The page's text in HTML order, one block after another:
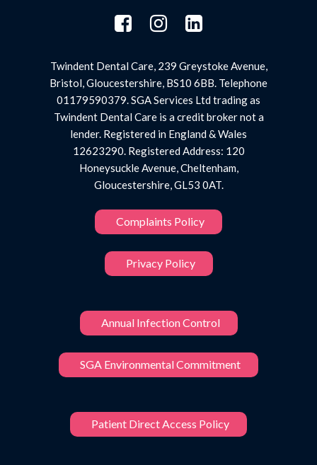
Twindent Dental Care, 239 Greystoke Avenue,
Bristol, Gloucestershire, BS10 6BB. Telephone
01179590379. SGA Services Ltd trading as
Twindent Dental Care is a credit broker not a
lender. Registered in England & Wales
12623290. Registered Address: 120
Honeysuckle Avenue, Cheltenham,
Gloucestershire, GL53 0AT.
Complaints Policy
Privacy Policy
Annual Infection Control
SGA Environmental Commitment
Patient Direct Access Policy